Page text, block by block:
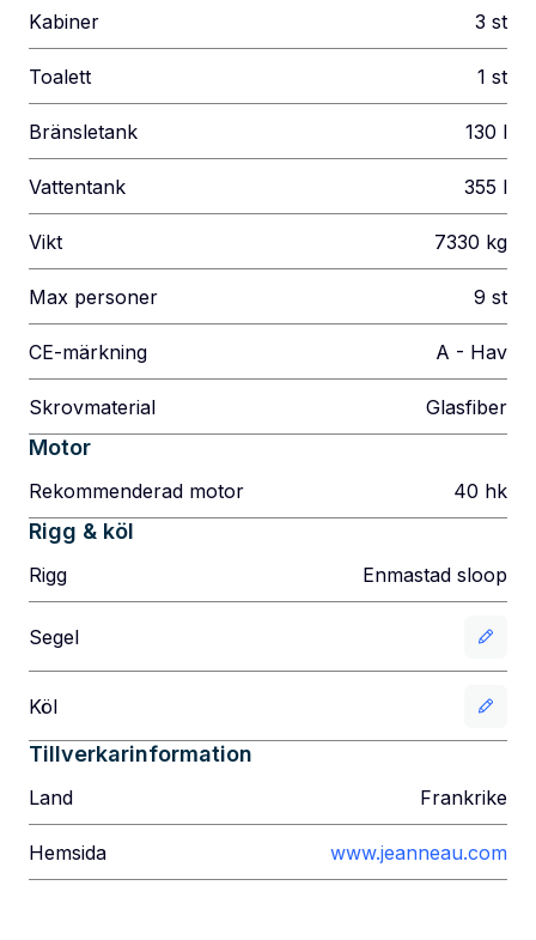
Kabiner 3 st
Toalett 1 st
Bränsletank 130 l
Vattentank 355 l
Vikt 7330 kg
Max personer 9 st
CE-märkning A - Hav
Skrovmaterial Glasfiber
Motor
Rekommenderad motor 40 hk
Rigg & köl
Rigg Enmastad sloop
Segel
Köl
Tillverkarinformation
Land Frankrike
Hemsida www.jeanneau.com